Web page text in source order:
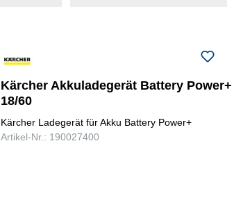
Kärcher Akkuladegerät Battery Power+
18/60
Kärcher Ladegerät für Akku Battery Power+
Artikel-Nr.: 190027400